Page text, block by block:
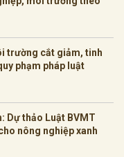
trường cắt giảm, tinh
phạm pháp luật
Dự thảo Luật BVMT
nông nghiệp xanh